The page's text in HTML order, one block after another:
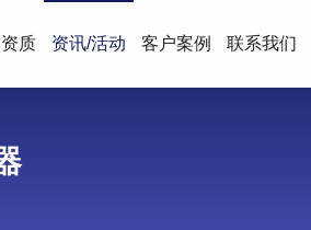
质 资讯/活动 客户案例 联系我们